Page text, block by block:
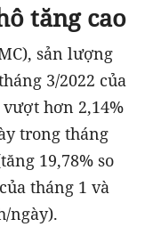
tăng cao
sản lượng
3/2022 của
hơn 2,14%
trong tháng
19,78% so
tháng 1 và
ngày).